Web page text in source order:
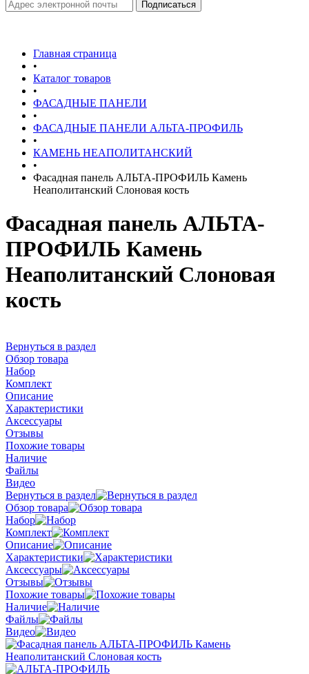
Главная страница
•
Каталог товаров
•
ФАСАДНЫЕ ПАНЕЛИ
•
ФАСАДНЫЕ ПАНЕЛИ АЛЬТА-ПРОФИЛЬ
•
КАМЕНЬ НЕАПОЛИТАНСКИЙ
•
Фасадная панель АЛЬТА-ПРОФИЛЬ Камень
Неаполитанский Слоновая кость
Фасадная панель АЛЬТА-
ПРОФИЛЬ Камень
Неаполитанский Слоновая
кость
Вернуться в раздел
Обзор товара
Набор
Комплект
Описание
Характеристики
Аксессуары
Отзывы
Похожие товары
Наличие
Файлы
Видео
Вернуться в раздел
Обзор товара
Набор
Комплект
Описание
Характеристики
Аксессуары
Отзывы
Похожие товары
Наличие
Файлы
Видео